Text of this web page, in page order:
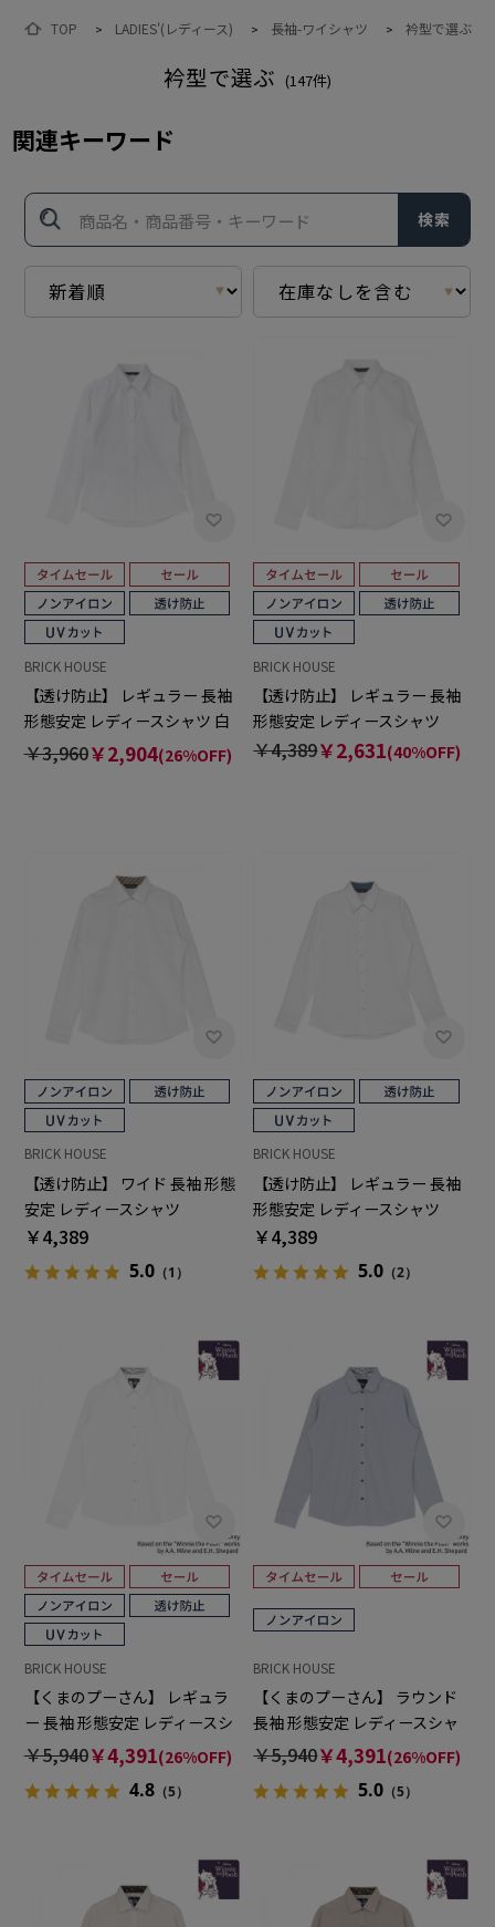
TOP > LADIES'(レディース) > 長袖-ワイシャツ > 衿型で選ぶ
衿型で選ぶ (147件)
関連キーワード
検索
BRICK HOUSE
【透け防止】 レギュラー 長袖
形態安定 レディースシャツ 白
無地
￥3,960￥2,904(26%OFF)
BRICK HOUSE
【透け防止】 レギュラー 長袖
形態安定 レディースシャツ
￥4,389￥2,631(40%OFF)
BRICK HOUSE
【透け防止】 ワイド 長袖 形態
安定 レディースシャツ
￥4,389
5.0（1）
BRICK HOUSE
【透け防止】 レギュラー 長袖
形態安定 レディースシャツ
￥4,389
5.0 （2）
BRICK HOUSE
【くまのプーさん】 レギュラ
ー 長袖 形態安定 レディースシ
ャツ 【透け防止】
￥5,940￥4,391(26%OFF)
4.8（5）
BRICK HOUSE
【くまのプーさん】 ラウンド
長袖 形態安定 レディースシャ
ツ
￥5,940￥4,391(26%OFF)
5.0 （5）